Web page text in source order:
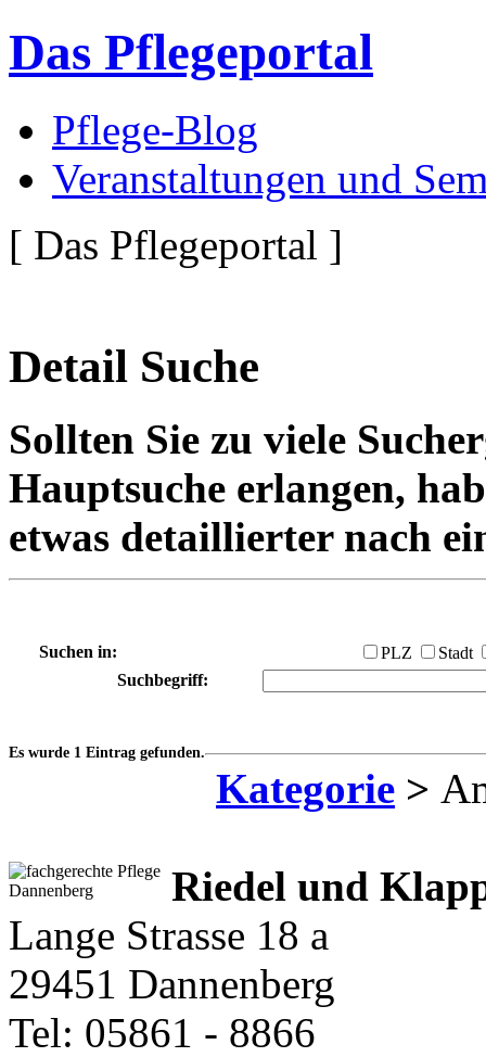
Das Pflegeportal
Pflege-Blog
Veranstaltungen und
[ Das Pflegeportal ]
Detail Suche
Sollten Sie zu viele
Hauptsuche erlangen,
etwas detaillierter nach
Suchen in: PLZ
Stadt
Suchbegriff:
Es wurde 1 Eintrag gefunden.
Kategorie >
Riedel und
Lange Strasse 18 a
29451 Dannenberg
Tel: 05861 - 8866